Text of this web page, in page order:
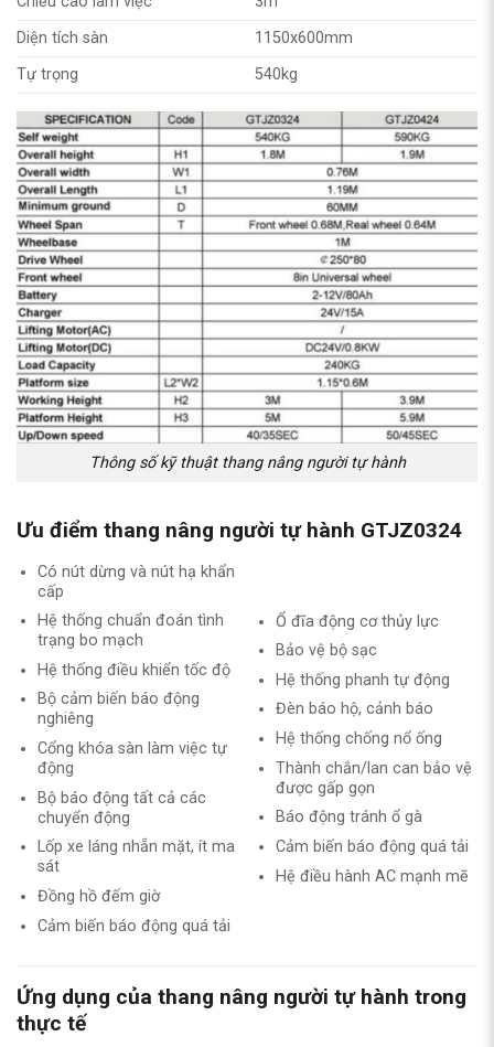
Diện tích sàn
1150x600mm
Tự trọng
540kg
Thông số kỹ thuật thang nâng người tự hành
Ưu điểm thang nâng người tự hành GTJZ0324
Có nút dừng và nút hạ khẩn
cấp
Hệ thống chuẩn đoán tình
trạng bo mạch
Hệ thống điều khiển tốc độ
Bộ cảm biến báo động
nghiêng
Cổng khóa sàn làm việc tự
động
Bộ báo động tất cả các
chuyển động
Lốp xe láng nhẵn mặt, ít ma
sát
Đồng hồ đếm giờ
Cảm biến báo động quá tải
Ổ đĩa động cơ thủy lực
Bảo vệ bộ sạc
Hệ thống phanh tự động
Đèn báo hộ, cảnh báo
Hệ thống chống nổ ống
Thành chắn/lan can bảo vệ
được gấp gọn
Báo động tránh ổ gà
Cảm biến báo động quá tải
Hệ điều hành AC mạnh mẽ
Ứng dụng của thang nâng người tự hành trong
thực tế